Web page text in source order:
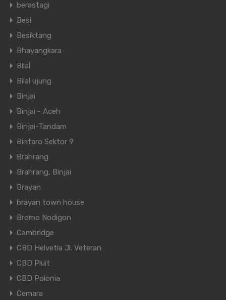
berastagi
Besi
Besiktang
Bhayangkara
Bilal
Bilal ujung
Binjai
Binjai - Aceh
Binjai-Tandam
Bintaro Sektor 9
Brahrang
Brahrang, Binjai
Brayan
brayan town house
Bromo Nodigon
Cambridge
CBD Helvetia Jl. Veteran
CBD Pluit
CBD Polonia
Cemara